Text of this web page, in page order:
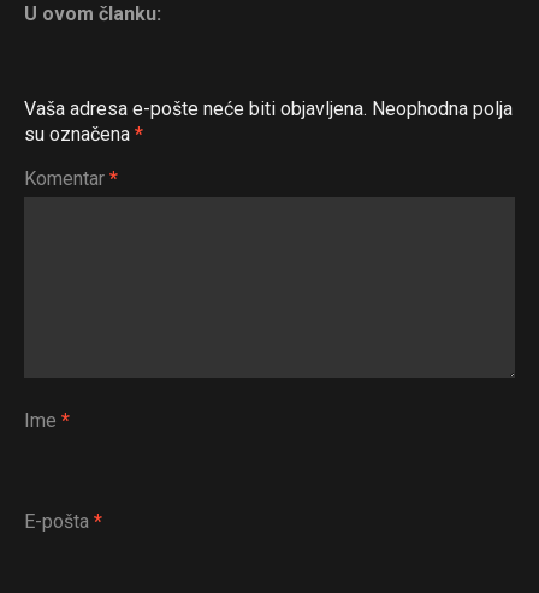
U ovom članku:
Vaša adresa e-pošte neće biti objavljena. Neophodna polja
su označena *
Komentar *
Ime *
E-pošta *